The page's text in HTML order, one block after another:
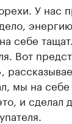
У нас
себе
Вот
мы на
и сделал